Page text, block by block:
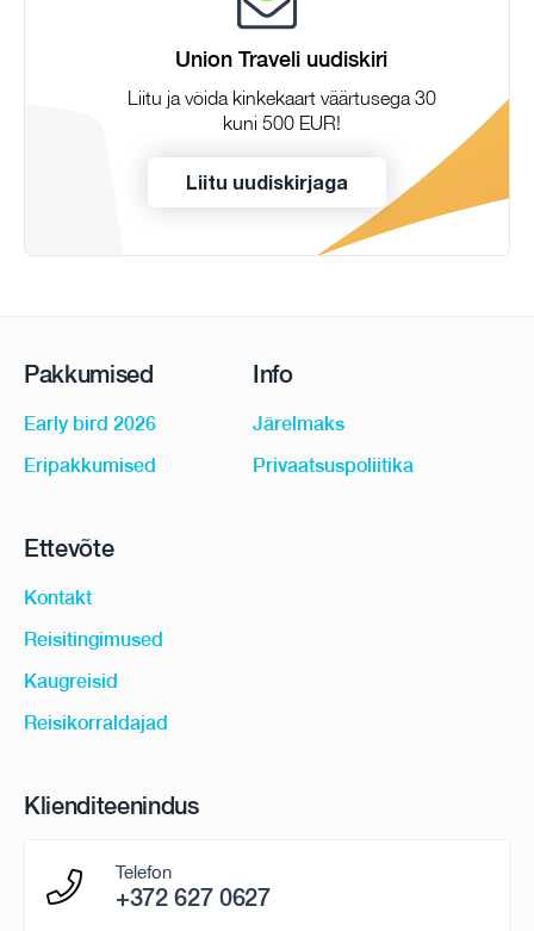
Union Traveli uudiskiri
Liitu ja võida kinkekaart väärtusega 30
kuni 500 EUR!
Liitu uudiskirjaga
Pakkumised
Early bird 2026
Eripakkumised
Info
Järelmaks
Privaatsuspoliitika
Ettevõte
Kontakt
Reisitingimused
Kaugreisid
Reisikorraldajad
Klienditeenindus
Telefon
+372 627 0627